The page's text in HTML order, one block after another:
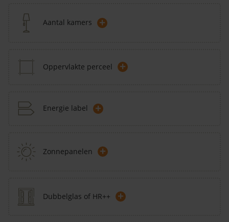
Aantal kamers +
Oppervlakte perceel +
Energie label +
Zonnepanelen +
Dubbelglas of HR++ +